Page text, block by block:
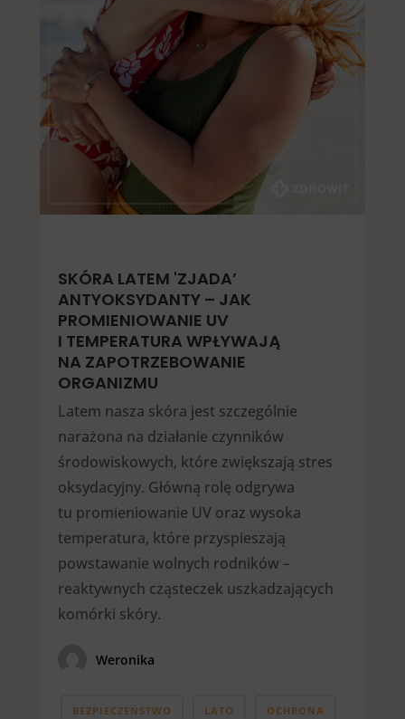
SKÓRA LATEM 'ZJADA’
ANTYOKSYDANTY – JAK
PROMIENIOWANIE UV
I TEMPERATURA WPŁYWAJĄ
NA ZAPOTRZEBOWANIE
ORGANIZMU
Latem nasza skóra jest szczególnie
narażona na działanie czynników
środowiskowych, które zwiększają stres
oksydacyjny. Główną rolę odgrywa
tu promieniowanie UV oraz wysoka
temperatura, które przyspieszają
powstawanie wolnych rodników –
reaktywnych cząsteczek uszkadzających
komórki skóry.
Weronika
BEZPIECZEŃSTWO LATO OCHRONA